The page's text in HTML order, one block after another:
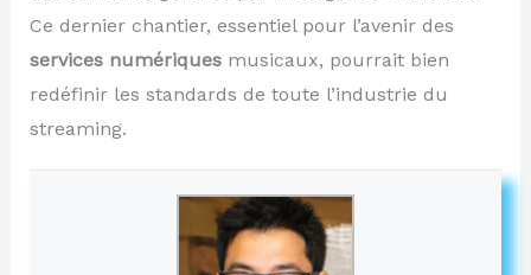
Ce dernier chantier, essentiel pour l’avenir des
services numériquesmusicaux, pourrait bien
redéfinir les standards de toute l’industrie du
streaming.